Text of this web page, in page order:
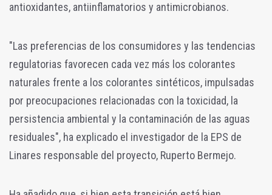
antioxidantes, antiinflamatorios y antimicrobianos.
"Las preferencias de los consumidores y las tendencias
regulatorias favorecen cada vez más los colorantes
naturales frente a los colorantes sintéticos, impulsadas
por preocupaciones relacionadas con la toxicidad, la
persistencia ambiental y la contaminación de las aguas
residuales", ha explicado el investigador de la EPS de
Linares responsable del proyecto, Ruperto Bermejo.